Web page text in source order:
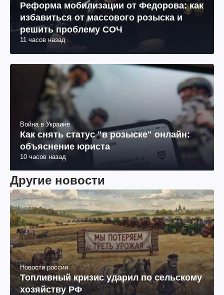
Реформа мобилизации от Федорова: как
избавиться от массового розыска и
решить проблему СОЧ
11 часов назад
Война в Украине
Как снять статус "в розыске" онлайн:
объяснение юриста
10 часов назад
Другие новости
Новости россии
Топливный кризис ударил по сельскому
хозяйству РФ